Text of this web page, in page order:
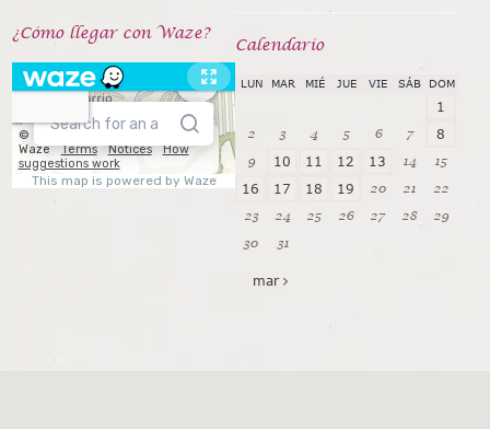
¿Cómo llegar con Waze?
Calendarío
LUN MAR MIÉ JUE VIE SÁB DOM
1
2 3 4 5 6 7 8
9 10 11 12 13 14 15
16 17 18 19 20 21
22
23
24 25 26 27 28
29
30
31
mar